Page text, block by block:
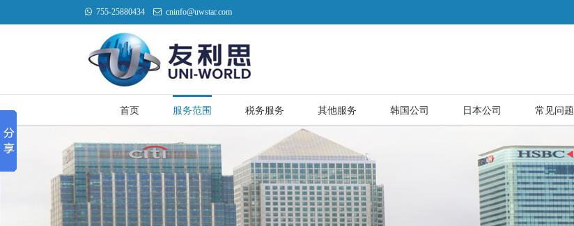
755-25880434 cninfo@uwstar.com
首页 服务范围 税务服务 其他服务 韩国公司 日本公司 常见问题